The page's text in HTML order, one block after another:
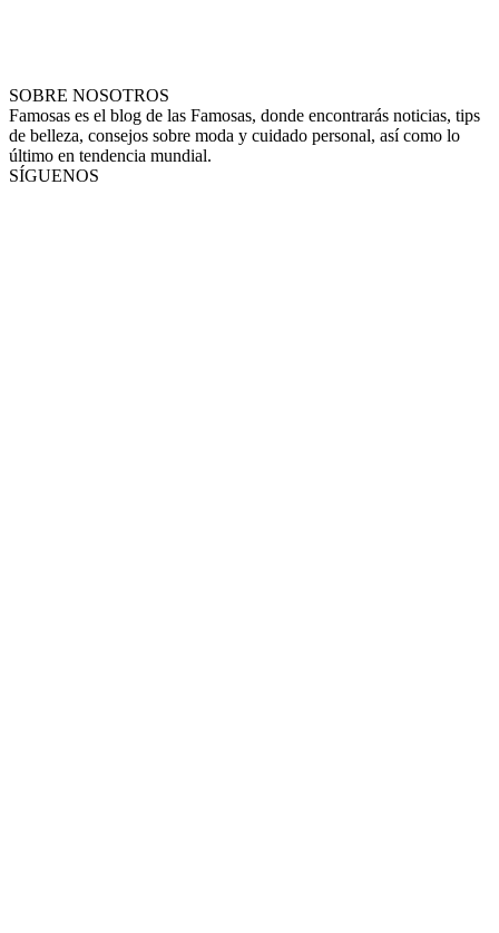
SOBRE NOSOTROS
Famosas es el blog de las Famosas, donde encontrarás noticias, tips
de belleza, consejos sobre moda y cuidado personal, así como lo
último en tendencia mundial.
SÍGUENOS